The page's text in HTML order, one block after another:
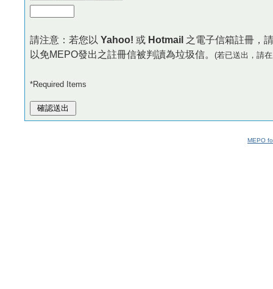
請注意：若您以 Yahoo! 或 Hotmail 之電子信箱註冊，
以免MEPO發出之註冊信被判讀為垃圾信。 (若已送出，請
*Required Items
MEPO